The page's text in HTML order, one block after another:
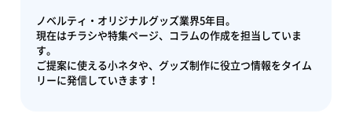
ノベルティ・オリジナルグッズ業界5年目。
現在はチラシや特集ページ、コラムの作成を担当していま
す。
ご提案に使える小ネタや、グッズ制作に役立つ情報をタイム
リーに発信していきます！